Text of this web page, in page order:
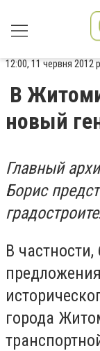
12:00, 11 червня 2012
В
новый
Главный
Борис
В
города